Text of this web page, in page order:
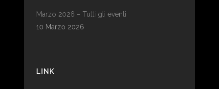
Marzo 2026 – Tutti gli eventi
10 Marzo 2026
LINK